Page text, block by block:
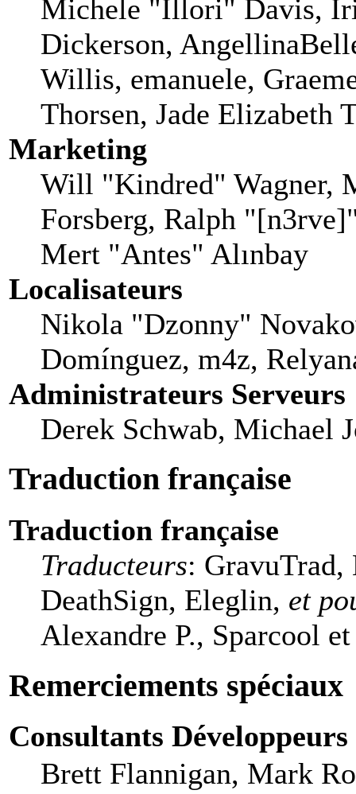
Michele "Illori" Davis,
Dickerson,
Willis, emanuele,
Thorsen, Jade Elizabeth
Marketing
Will "Kindred" Wagner,
Forsberg, Ralph
Mert "Antes" Alınbay
Localisateurs
Nikola "Dzonny"
Domínguez, m4z,
Administrateurs Serveurs
Derek Schwab, Michael
Traduction française
Traduction française
Traducteurs: GravuTrad,
DeathSign, Eleglin, et
Alexandre P., Sparcool
Remerciements spéciaux
Consultants Développeurs
Brett Flannigan, Mark